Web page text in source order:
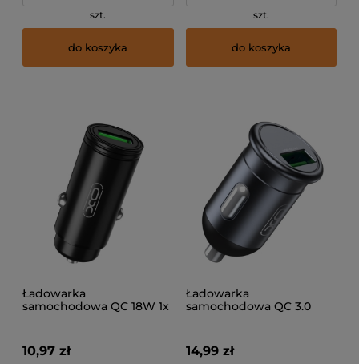
szt.
do koszyka
szt.
do koszyka
Ładowarka
samochodowa QC 18W 1x
10,97 zł
Ładowarka
samochodowa QC 3.0
14,99 zł